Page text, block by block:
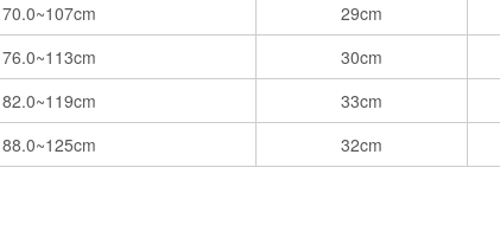
70.0~107cm
29cm
76.0~113cm
30cm
82.0~119cm
33cm
88.0~125cm 32cm